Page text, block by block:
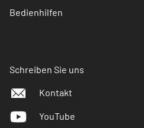
Bedienhilfen
Schreiben Sie uns
Kontakt
YouTube